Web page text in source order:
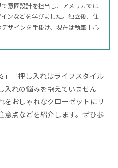
意匠設計を担当し、アメリカでは
ンなどを学びました。独立後、住
ザインを手掛け、現在は執筆中心
」「押し入れはライフスタイル
入れの悩みを抱えていません
おしゃれなクローゼットにリ
意点などを紹介します。ぜひ参